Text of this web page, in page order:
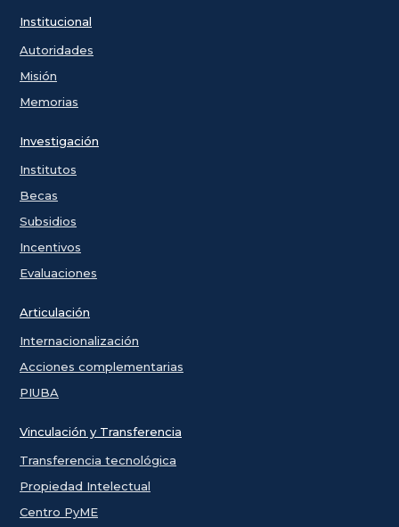
Institucional
Autoridades
Misión
Memorias
Investigación
Institutos
Becas
Subsidios
Incentivos
Evaluaciones
Articulación
Internacionalización
Acciones complementarias
PIUBA
Vinculación y Transferencia
Transferencia tecnológica
Propiedad Intelectual
Centro PyME